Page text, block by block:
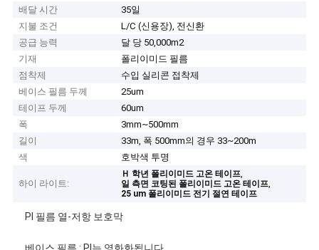
배달 시간
35일
지불 조건
L/C (신용장), 전신환
공급 능력
달 당 50,000m2
기재
폴리이미드 필름
점착제
수입 실리콘 접착제
베이스 필름 두께
25um
테이프 두께
60um
폭
3mm~500mm
길이
33m, 폭 500mm의 경우 33~200m
색
호박색 투명
하이 라이트:
Ｈ 학년 폴리이미드 고온 테이프,
일 측면 코팅된 폴리이미드 고온 테이프,
25 um 폴리이미드 전기 절연 테이프
PI 필름 열-저항 보호막